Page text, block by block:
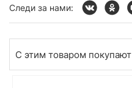
Следи за нами:
С этим товаром покупают